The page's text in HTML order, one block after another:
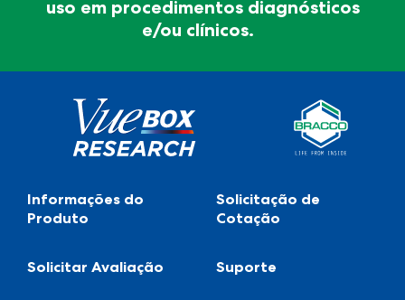
uso em procedimentos diagnósticos
e/ou clínicos.
Research é SOMENTE PARA USO EM
Informações do
Produto
Solicitação de
Cotação
Solicitar Avaliação Suporte